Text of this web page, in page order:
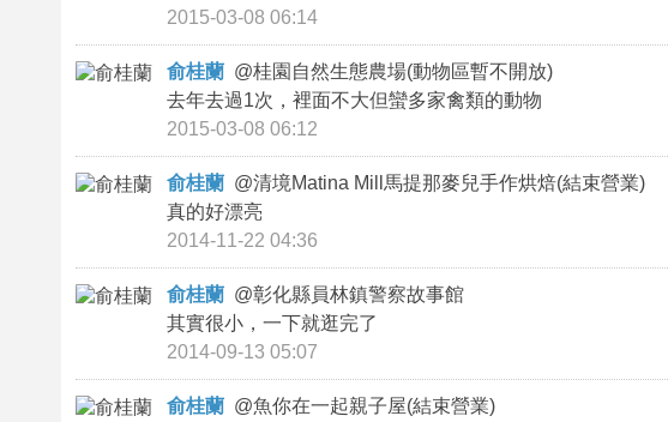
2015-03-08 06:14
俞桂蘭 @桂園自然生態農場(動物區暫不開放)
去年去過1次，裡面不大但蠻多家禽類的動物
2015-03-08 06:12
俞桂蘭 @清境Matina Mill馬提那麥兒手作烘焙(結束營業)
真的好漂亮
2014-11-22 04:36
俞桂蘭 @彰化縣員林鎮警察故事館
其實很小，一下就逛完了
2014-09-13 05:07
俞桂蘭 @魚你在一起親子屋(結束營業)